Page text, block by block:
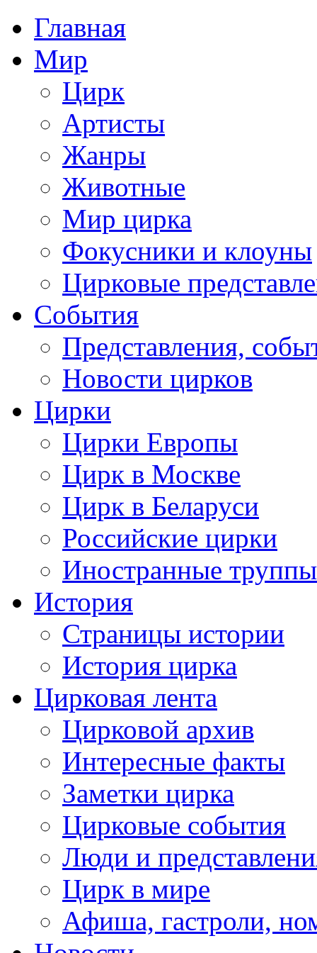
Главная
Мир
Цирк
Артисты
Жанры
Животные
Мир цирка
Фокусники и клоуны
Цирковые
События
Представления,
Новости цирков
Цирки
Цирки Европы
Цирк в Москве
Цирк в Беларуси
Российские цирки
Иностранные труппы
История
Страницы истории
История цирка
Цирковая лента
Цирковой архив
Интересные факты
Заметки цирка
Цирковые события
Люди и
Цирк в мире
Афиша, гастроли,